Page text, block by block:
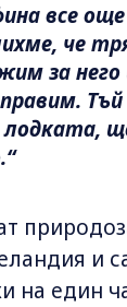
все
че
за него
лодката,
и
на един